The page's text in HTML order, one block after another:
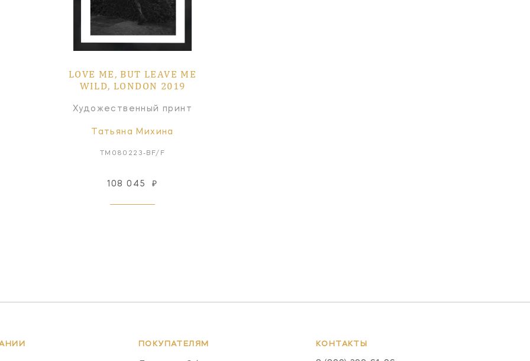
LOVE ME, BUT LEAVE ME
WILD, LONDON 2019
Художественный принт
Татьяна Михина
TM080223-BF/F
108 045 ₽
ПОКУПАТЕЛЯМ КОНТАКТЫ